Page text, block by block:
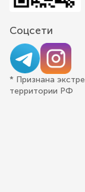
Соцсети
* Признана
территории РФ